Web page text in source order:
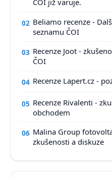
ČOI již varuje.
02 Beliamo recenze -
seznamu ČOI
03 Recenze Joot -
ČOI
04 Recenze Lapert.cz -
05 Recenze Rivalenti -
obchodem
06 Malina Group
zkušenosti a diskuze